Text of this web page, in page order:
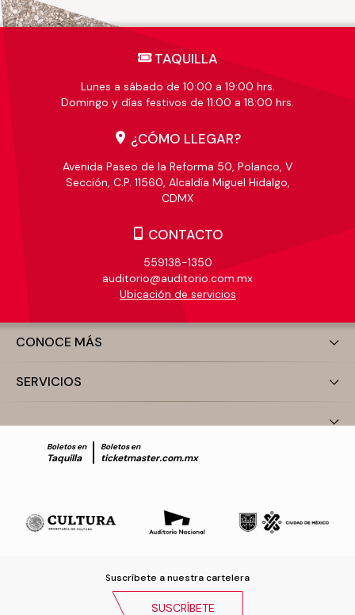
TAQUILLA
Lunes a sábado de 10:00 a 19:00 hrs.
Domingo y días festivos de 11:00 a 18:00 hrs.
¿CÓMO LLEGAR?
Avenida Paseo de la Reforma 50, Polanco, V
Sección, C.P. 11560, Alcaldía Miguel Hidalgo,
CDMX
CONTACTO
559138-1350
auditorio@auditorio.com.mx
Ubicación de servicios
CONOCE MÁS
SERVICIOS
Boletos en
Taquilla
Boletos en
ticketmaster.com.mx
Suscríbete a nuestra cartelera
SUSCRÍBETE